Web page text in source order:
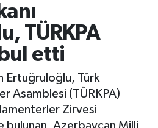
TÜRKPA
etti
Ertuğruloğlu, Türk
Asamblesi (TÜRKPA)
Zirvesi